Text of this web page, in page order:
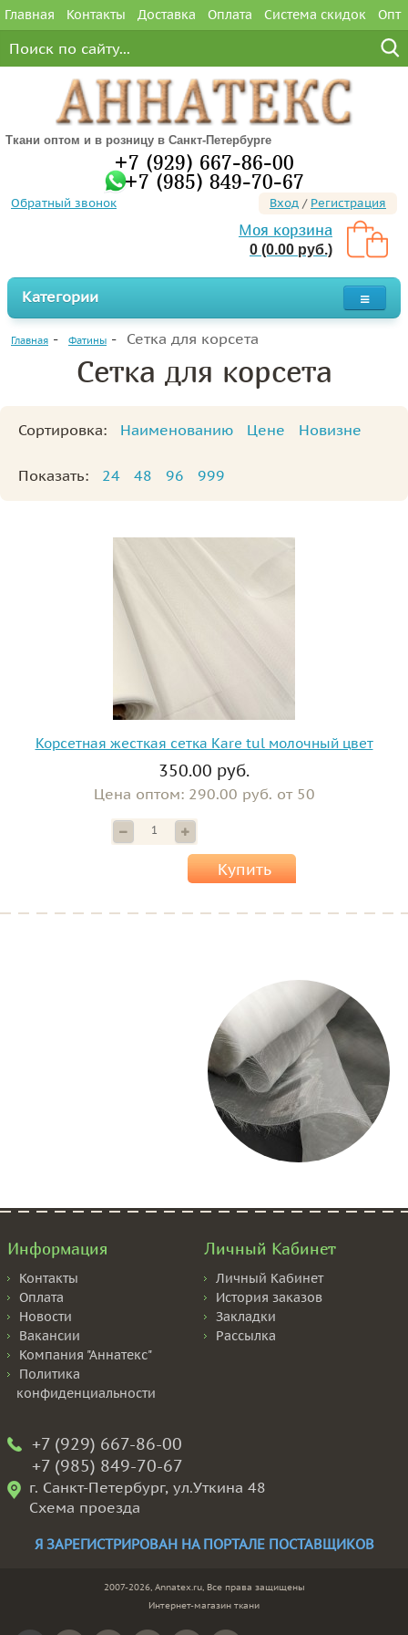
Главная Контакты Доставка Оплата Система скидок Опт
Ткани оптом и в розницу в Санкт-Петербурге
+7 (929) 667-86-00
+7 (985) 849-70-67
Обратный звонок Вход / Регистрация
Моя корзина
0 (0.00 руб.)
Категории
Главная Фатины Сетка для корсета
Сетка для корсета
Сортировка: Наименованию Цене Новизне
Показать: 24 48 96 999
Корсетная жесткая сетка Kare tul молочный цвет
350.00 руб.
Цена оптом: 290.00 руб. от 50
Купить
Информация
Контакты
Оплата
Новости
Вакансии
Компания "Аннатекс"
Политика
конфиденциальности
Личный Кабинет
Личный Кабинет
История заказов
Закладки
Рассылка
+7 (929) 667-86-00
+7 (985) 849-70-67
г. Санкт-Петербург, ул.Уткина 48
Схема проезда
Я ЗАРЕГИСТРИРОВАН НА ПОРТАЛЕ ПОСТАВЩИКОВ
2007-2026, Annatex.ru, Все права защищены
Интернет-магазин ткани